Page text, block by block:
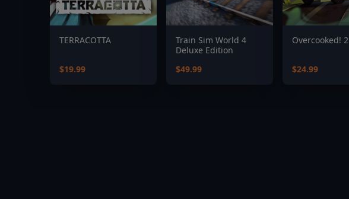
TERRACOTTA
$19.99
Train Sim World 4
Deluxe Edition
$49.99
Overcooked! 2
$24.99